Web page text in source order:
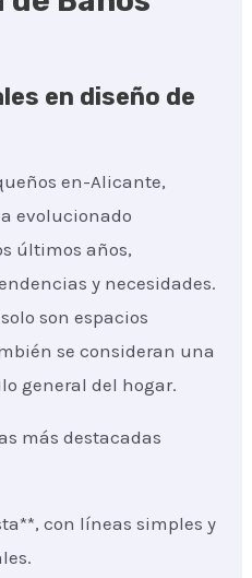
en diseño de
en-Alicante,
evolucionado
últimos años,
y necesidades.
son espacios
se consideran una
general del hogar.
más destacadas
con líneas simples y